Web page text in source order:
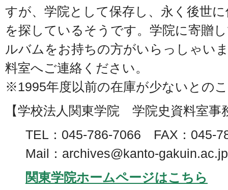
すが、学院として保存し、永く後世
を探しているそうです。学院に寄贈
ルバムをお持ちの方がいらっしゃい
料室へご連絡ください。
※1995年度以前の在庫が少ないとの
【学校法人関東学院 学院史資料室事
TEL：045-786-7066 FAX：045-
Mail：archives@kanto-gakuin.ac.jp
関東学院ホームページはこちら